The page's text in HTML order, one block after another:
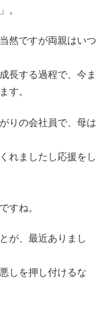
。
然ですが両親はいつ
長する過程で、今ま
す。
りの会社員で、母は
れましたし応援をし
すね。
が、最近ありまし
しを押し付けるな